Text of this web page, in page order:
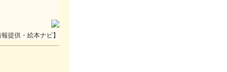
報提供・絵本ナビ】